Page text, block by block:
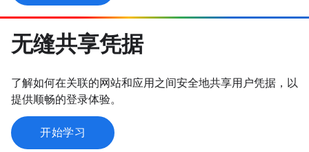
无缝共享凭据
了解如何在关联的网站和应用之间安全地共享用户凭据，以
提供顺畅的登录体验。
开始学习